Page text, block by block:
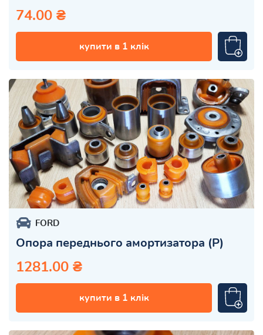
74.00 ₴
купити в 1 клік
FORD
Опора переднього амортизатора (P)
1281.00 ₴
купити в 1 клік